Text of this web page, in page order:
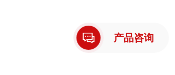
产品咨询